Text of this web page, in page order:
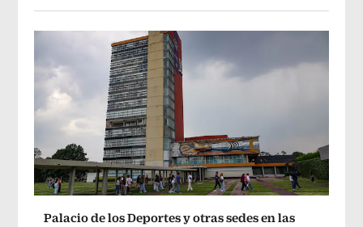
Palacio de los Deportes y otras sedes en las